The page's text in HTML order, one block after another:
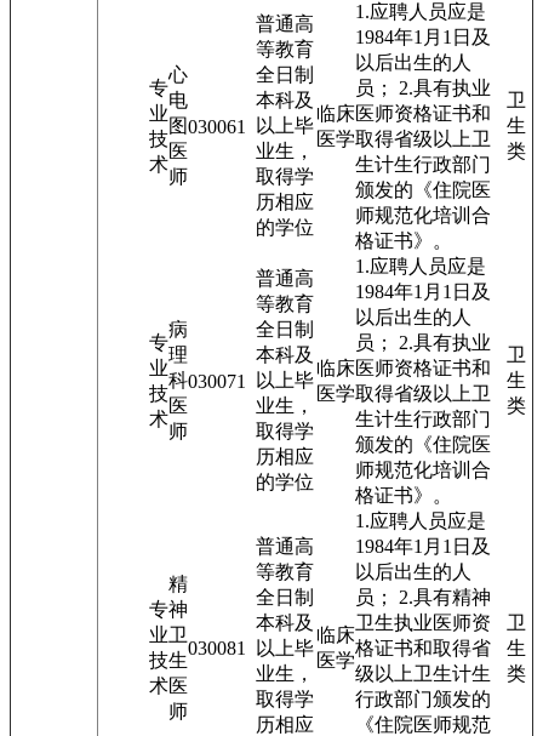
专
业
技
术
心
电
图
医
师
030061
普通高
等教育
全日制
本科及
以上毕
业生，
取得学
历相应
的学位
临床
医学
1.应聘人员应是
1984年1月1日及
以后出生的人
员； 2.具有执业
医师资格证书和
取得省级以上卫
生计生行政部门
颁发的《住院医
师规范化培训合
格证书》。
卫
生
类
专
业
技
术
病
理
科
医
师
030071
普通高
等教育
全日制
本科及
以上毕
业生，
取得学
历相应
的学位
临床
医学
1.应聘人员应是
1984年1月1日及
以后出生的人
员； 2.具有执业
医师资格证书和
取得省级以上卫
生计生行政部门
颁发的《住院医
师规范化培训合
格证书》。
卫
生
类
专
业
技
术
精
神
卫
生
医
师
030081
普通高
等教育
全日制
本科及
以上毕
业生，
取得学
历相应
临床
医学
1.应聘人员应是
1984年1月1日及
以后出生的人
员； 2.具有精神
卫生执业医师资
格证书和取得省
级以上卫生计生
行政部门颁发的
《住院医师规范
卫
生
类